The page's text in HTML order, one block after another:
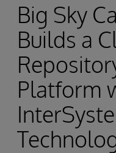
Big Sky
Builds a
Platform